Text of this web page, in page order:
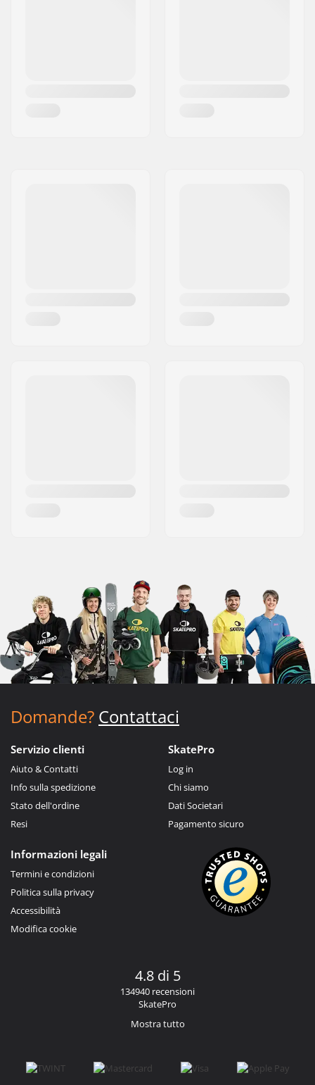
Domande? Contattaci
Servizio clienti
Aiuto & Contatti
Info sulla spedizione
Stato dell'ordine
Resi
SkatePro
Log in
Chi siamo
Dati Societari
Pagamento sicuro
Informazioni legali
Termini e condizioni
Politica sulla privacy
Accessibilità
Modifica cookie
4.8 di 5
134940 recensioni
SkatePro
Mostra tutto